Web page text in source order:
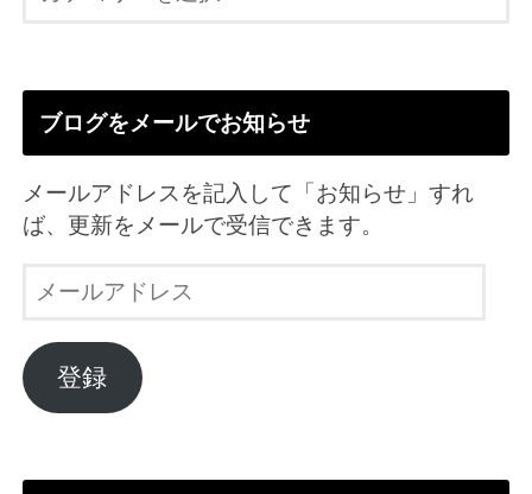
ブログをメールでお知らせ
メールアドレスを記入して「お知らせ」すれ
ば、更新をメールで受信できます。
ル
ア
ド
登録